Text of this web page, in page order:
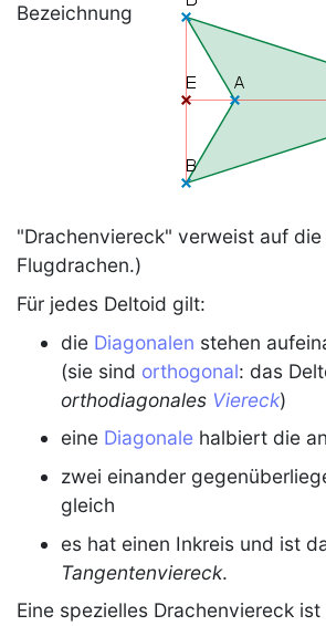
Bezeichnung
"Drachenviereck" verweist auf die
Flugdrachen.)
Für jedes Deltoid gilt:
die Diagonalen stehen
(sie sind orthogonal: das
orthodiagonales Viereck)
eine Diagonale halbiert die
zwei einander
gleich
es hat einen Inkreis und ist
Tangentenviereck.
Eine spezielles Drachenviereck ist